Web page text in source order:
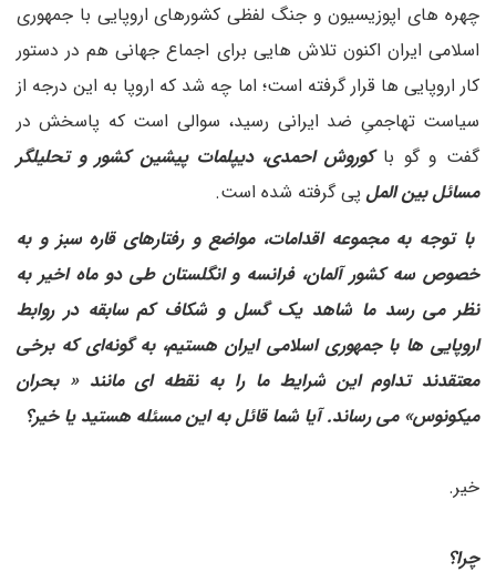
چهره های اپوزیسیون و جنگ لفظی کشورهای اروپایی با جمهوری
اسلامی ایران اکنون تلاش هایی برای اجماع جهانی هم در دستور
کار اروپایی ها قرار گرفته است؛ اما چه شد که اروپا به این درجه از
سیاست تهاجمیِ ضد ایرانی رسید، سوالی است که پاسخش در
گفت و گو باکوروش احمدی، دیپلمات پیشین کشور و تحلیلگر
مسائل بین الملپی گرفته شده است.
با توجه به مجموعه اقدامات، مواضع و رفتارهای قاره سبز و به
خصوص سه کشور آلمان، فرانسه و انگلستان طی دو ماه اخیر به
نظر می رسد ما شاهد یک گسل و شکاف کم سابقه در روابط
اروپایی ها با جمهوری اسلامی ایران هستیم، به گونه‌ای که برخی
معتقدند تداوم این شرایط ما را به نقطه ای مانند « بحران
میکونوس» می رساند. آیا شما قائل به این مسئله هستید یا خیر؟
خیر.
چرا؟